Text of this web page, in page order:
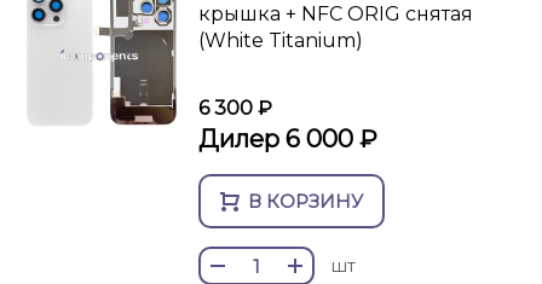
крышка + NFC ORIG снятая
(White Titanium)
6 300 ₽
Дилер 6 000 ₽
В КОРЗИНУ
шт